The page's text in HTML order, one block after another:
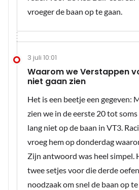
vroeger de baan op te gaan.
3 juli 10:01
Waarom we Verstappen
niet gaan zien
Het is een beetje een gegeven:
zien we in de eerste 20 tot
lang niet op de baan in VT3.
vroeg hem op donderdag
Zijn antwoord was heel simpel.
twee setjes voor die derde
noodzaak om snel de baan op te